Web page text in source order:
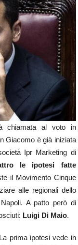
chiamata al voto in
Giacomo è già iniziata
Ipr Marketing di
le ipotesi fatte
il Movimento Cinque
alle regionali dello
A patto però di
Luigi Di Maio.
La prima ipotesi vede in